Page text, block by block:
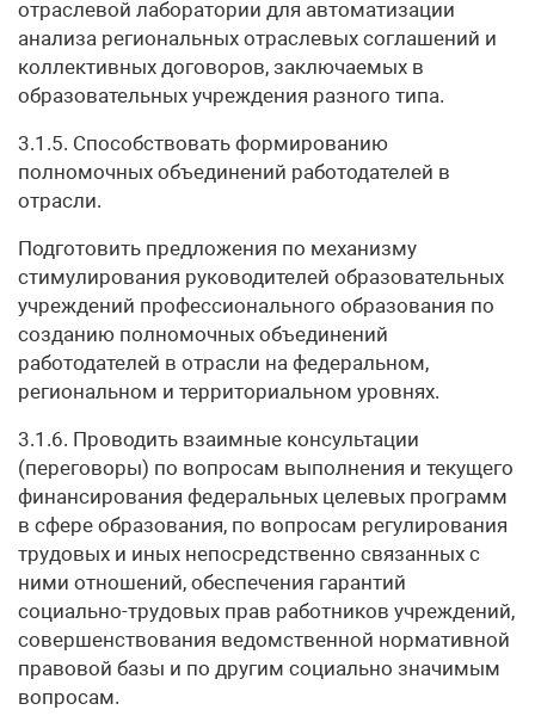
отраслевой лаборатории для автоматизации
анализа региональных отраслевых соглашений и
коллективных договоров, заключаемых в
образовательных учреждения разного типа.
3.1.5. Способствовать формированию
полномочных объединений работодателей в
отрасли.
Подготовить предложения по механизму
стимулирования руководителей образовательных
учреждений профессионального образования по
созданию полномочных объединений
работодателей в отрасли на федеральном,
региональном и территориальном уровнях.
3.1.6. Проводить взаимные консультации
(переговоры) по вопросам выполнения и текущего
финансирования федеральных целевых программ
в сфере образования, по вопросам регулирования
трудовых и иных непосредственно связанных с
ними отношений, обеспечения гарантий
социально-трудовых прав работников учреждений,
совершенствования ведомственной нормативной
правовой базы и по другим социально значимым
вопросам.